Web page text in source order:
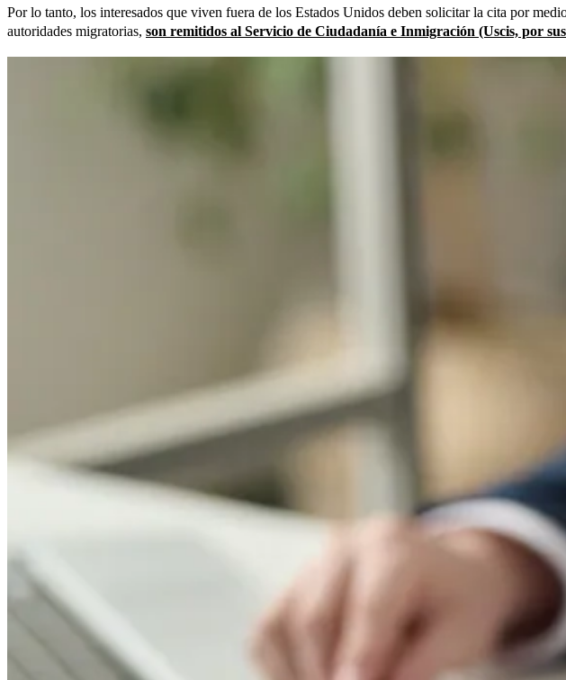
Por lo tanto, los interesados que viven fuera de los Estados Unidos deben solicitar la cita por
autoridades migratorias, son remitidos al Servicio de Ciudadanía e Inmigración (Uscis, por